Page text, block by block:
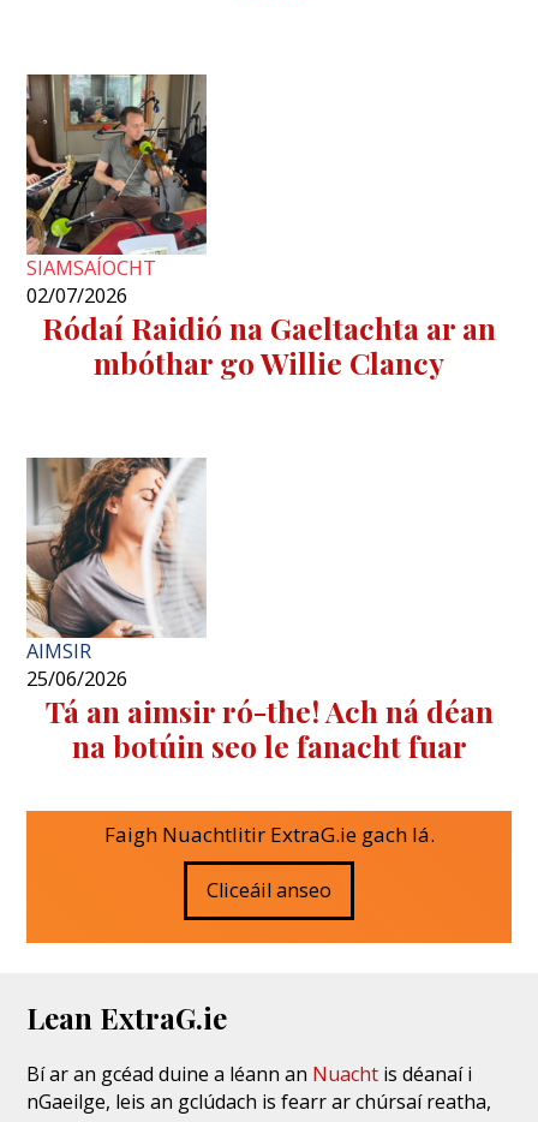
SIAMSAÍOCHT
02/07/2026
Ródaí Raidió na Gaeltachta ar an
mbóthar go Willie Clancy
AIMSIR
25/06/2026
Tá an aimsir ró-the! Ach ná déan
na botúin seo le fanacht fuar
Faigh Nuachtlitir ExtraG.ie gach lá.
Cliceáil anseo
Lean ExtraG.ie
Bí ar an gcéad duine a léann an Nuacht is déanaí i
nGaeilge, leis an gclúdach is fearr ar chúrsaí reatha,